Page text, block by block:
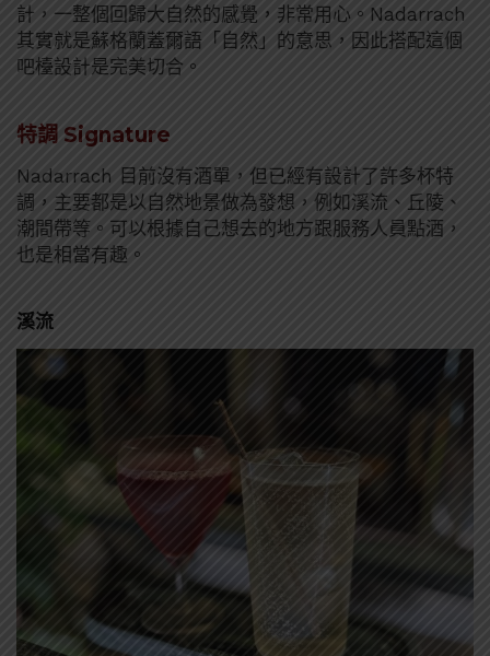
計，一整個回歸大自然的感覺，非常用心。Nadarrach
其實就是蘇格蘭蓋爾語「自然」的意思，因此搭配這個
吧檯設計是完美切合。
特調 Signature
Nadarrach 目前沒有酒單，但已經有設計了許多杯特
調，主要都是以自然地景做為發想，例如溪流、丘陵、
潮間帶等。可以根據自己想去的地方跟服務人員點酒，
也是相當有趣。
溪流